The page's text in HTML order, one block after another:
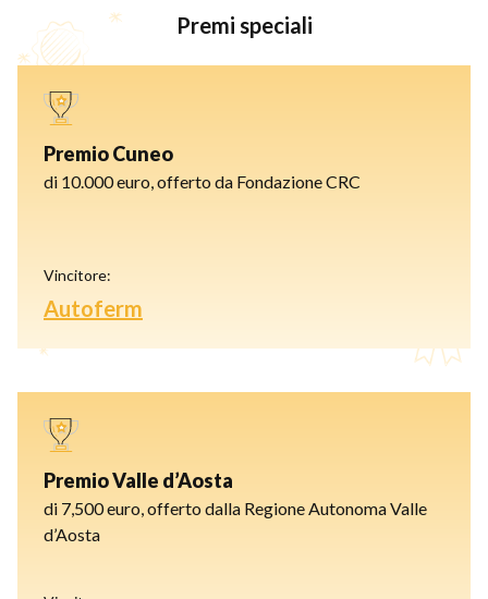
Premi speciali
Premio Cuneo
di 10.000 euro, offerto da Fondazione CRC
Vincitore:
Autoferm
Premio Valle d’Aosta
di 7,500 euro, offerto dalla Regione Autonoma Valle
d’Aosta